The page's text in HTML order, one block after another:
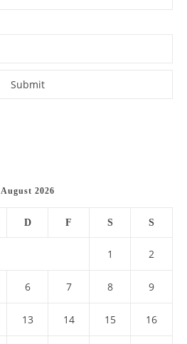
August 2026
D F S S
1 2
6 7 8 9
13 14 15 16